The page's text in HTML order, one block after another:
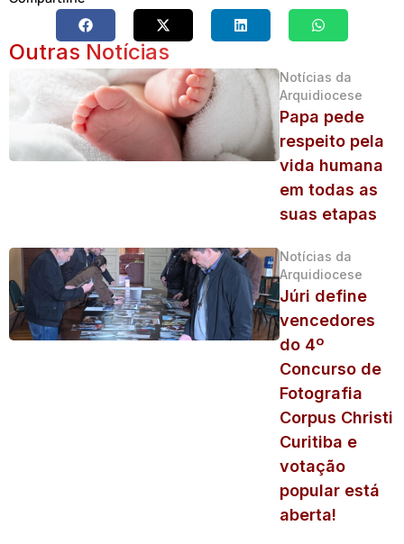
Outras Notícias
Notícias da
Arquidiocese
Papa pede
respeito pela
vida humana
em todas as
suas etapas
Notícias da
Arquidiocese
Júri define
vencedores
do 4º
Concurso de
Fotografia
Corpus Christi
Curitiba e
votação
popular está
aberta!